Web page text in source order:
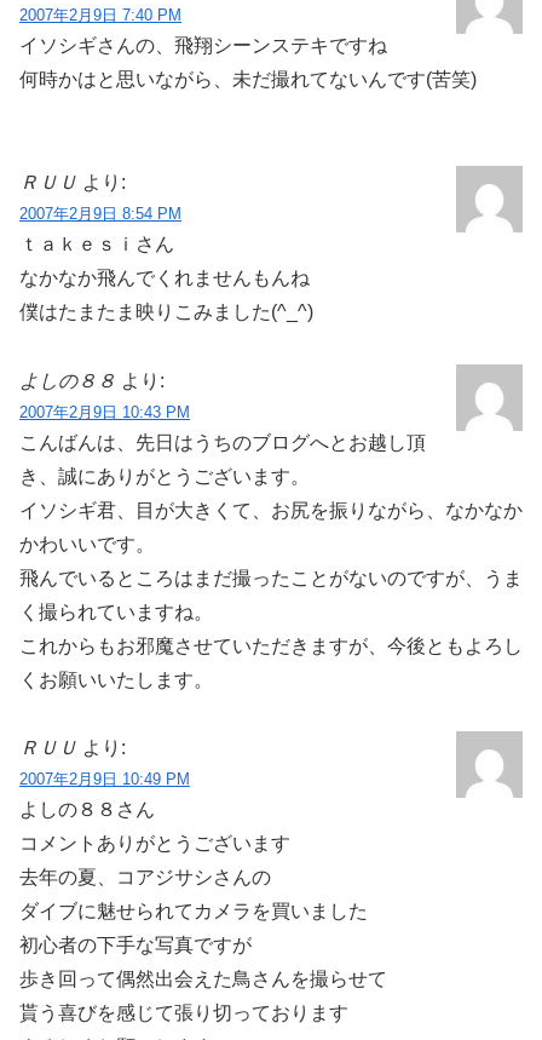
2007年2月9日 7:40 PM
イソシギさんの、飛翔シーンステキですね
何時かはと思いながら、未だ撮れてないんです(苦笑)
ＲＵＵ より:
2007年2月9日 8:54 PM
ｔａｋｅｓｉさん
なかなか飛んでくれませんもんね
僕はたまたま映りこみました(^_^)
よしの８８ より:
2007年2月9日 10:43 PM
こんばんは、先日はうちのブログへとお越し頂
き、誠にありがとうございます。
イソシギ君、目が大きくて、お尻を振りながら、なかなか
かわいいです。
飛んでいるところはまだ撮ったことがないのですが、うま
く撮られていますね。
これからもお邪魔させていただきますが、今後ともよろし
くお願いいたします。
ＲＵＵ より:
2007年2月9日 10:49 PM
よしの８８さん
コメントありがとうございます
去年の夏、コアジサシさんの
ダイブに魅せられてカメラを買いました
初心者の下手な写真ですが
歩き回って偶然出会えた鳥さんを撮らせて
貰う喜びを感じて張り切っております